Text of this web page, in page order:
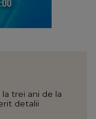
trei ani de la
detalii